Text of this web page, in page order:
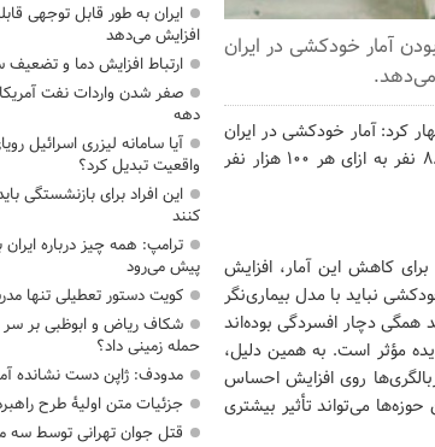
آمار خودکشی در ایران
کرد: آمار خودکشی در ایران
نشان می‌دهد که اقدام به خودکشی روندی افزایشی دارد. در حال حاضر حدود ۸.۹ نفر به ازای هر ۱۰۰ هزار نفر
کاهش این آمار، افزایش
نباید با مدل بیماری‌نگر
همگی دچار افسردگی بوده‌اند
مؤثر است. به همین دلیل،
روی افزایش احساس
می‌تواند تأثیر بیشتری
ایران به طور قابل توجهی
افزایش می‌دهد
ارتباط افزایش دما و
صفر شدن واردات نفت
دهه
آیا سامانه لیزری اسرائیل
واقعیت تبدیل کرد؟
این افراد برای بازنشستگی
کنند
ترامپ: همه چیز درباره
پیش می‌رود
کویت دستور تعطیلی تنها
شکاف ریاض و ابوظبی بر سر
حمله زمینی داد؟
مدودف: ژاپن دست نشانده
جزئیات متن اولیۀ طرح
قتل جوان تهرانی توسط سه